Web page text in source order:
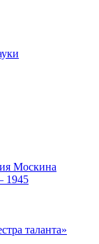
Москина
1945
таланта»